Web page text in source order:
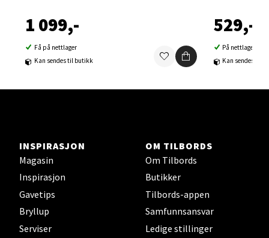
1 099,-
Få på nettlager
Kan sendes til butikk
529,-
På nettlager
Kan sendes til
INSPIRASJON
Magasin
Inspirasjon
Gavetips
Bryllup
Serviser
OM TILBORDS
Om Tilbords
Butikker
Tilbords-appen
Samfunnsansvar
Ledige stillinger
0 i butikk